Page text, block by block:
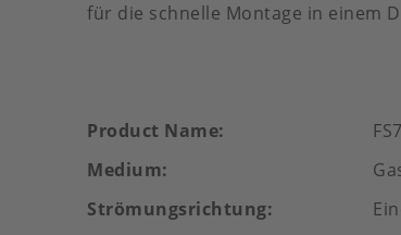
für die schnelle Montage in einem
Product Name
Medium
Strömungsrichtung